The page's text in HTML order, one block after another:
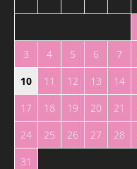
3
4 5 6 7
10
11 12 13 14
17
18 19 20 21
24
25 26 27 28
31